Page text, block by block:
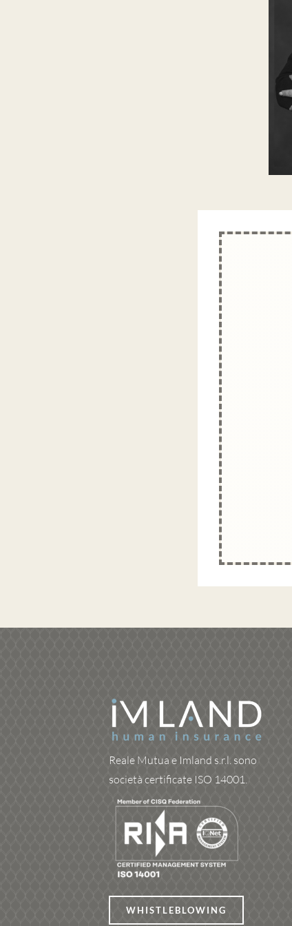
Reale Mutua e Imland s.r.l. sono
società certificate ISO 14001.
WHISTLEBLOWING